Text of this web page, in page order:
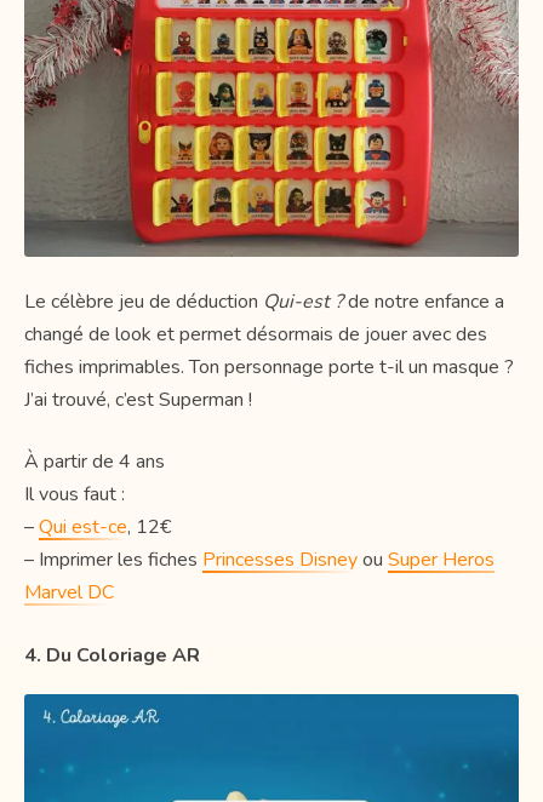
Le célèbre jeu de déduction Qui-est ?de notre enfance a
changé de look et permet désormais de jouer avec des
fiches imprimables. Ton personnage porte t-il un masque ?
J’ai trouvé, c’est Superman !
À partir de 4 ans
Il vous faut :
–Qui est-ce, 12€
– Imprimer les fiches Princesses Disneyou Super Heros
Marvel DC
4. Du Coloriage AR